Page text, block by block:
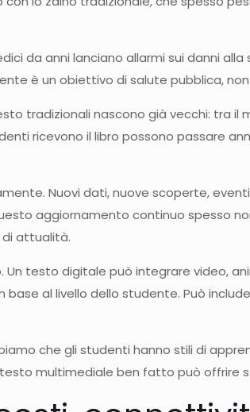
da anni lanciano allarmi sui danni
è un obiettivo di salute pubblica,
tradizionali nascono già vecchi: tra
ricevono il libro possono passare
Nuovi dati, nuove scoperte,
aggiornamento continuo spesso
di attualità.
testo digitale può integrare video,
al livello dello studente. Può
che gli studenti hanno stili di
multimediale ben fatto può